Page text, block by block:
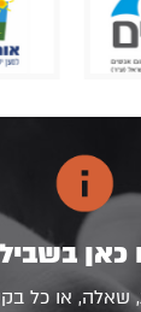
כאן
שאלה, או כל